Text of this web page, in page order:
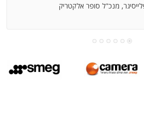
מנכ"ל סופר אלקטריק